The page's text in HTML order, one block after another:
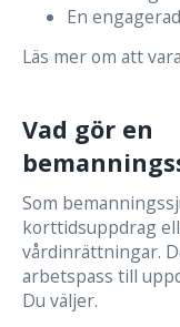
En
Läs mer om att vara
Vad gör en
Som
korttidsuppdrag
vårdinrättningar.
arbetspass till
Du väljer.